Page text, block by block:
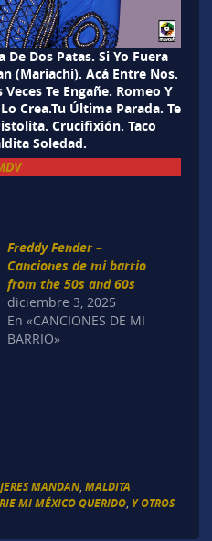
Dos Patas. Si Yo Fuera
(Mariachi). Acá Entre Nos.
Te Engañe. Romeo Y
Crea.Tu Última Parada. Te
Crucifixión. Taco
Soledad.
Freddy Fender –
Canciones de mi barrio
from the 50s and 60s
diciembre 3, 2025
En «CANCIONES DE MI
BARRIO»
MANDAN, MALDITA
MI MÉXICO QUERIDO, Y OTROS